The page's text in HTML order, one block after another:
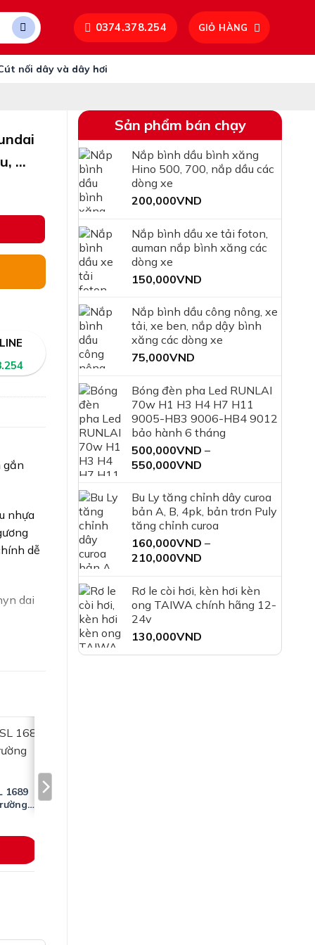
0374.378.254 GIỎ HÀNG
nối dây và dây hơi
Sản phẩm bán chạy
Nắp bình dầu bình xăng
Hino 500, 700, nắp dầu các
dòng xe
200,000VND
Nắp bình dầu xe tải foton,
auman nắp bình xăng các
dòng xe
150,000VND
Nắp bình dầu công nông, xe
tải, xe ben, nắp dậy bình
xăng các dòng xe
75,000VND
Bóng đèn pha Led RUNLAI
70w H1 H3 H4 H7 H11
9005-HB3 9006-HB4 9012
bảo hành 6 tháng
500,000VND –
550,000VND
từ
500,000VND
đến
Bu Ly tăng chỉnh dây curoa
bản A, B, 4pk, bản trơn Puly
tăng chỉnh curoa
160,000VND –
210,000VND
từ
160,000VND
Rơ le còi hơi, kèn hơi kèn
ong TAIWA chính hãng 12-
24v
130,000VND
…
2t5, 3t5, kia k3000, k250, Isuzu, … số lượng
gắn
nhựa
dễ
dai
1689